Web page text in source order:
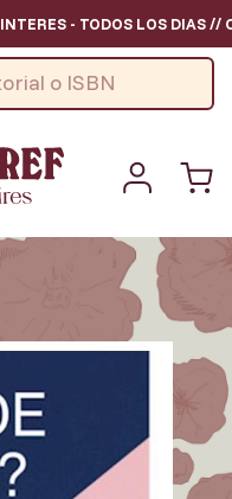
- TODOS LOS DIAS //